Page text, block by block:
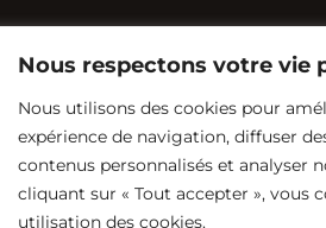
Nous respectons votre vie
Nous utilisons des cookies pour
expérience de navigation, diffuser
contenus personnalisés et analyser
cliquant sur « Tout accepter », vous
utilisation des cookies.
Créé avec ♡ par